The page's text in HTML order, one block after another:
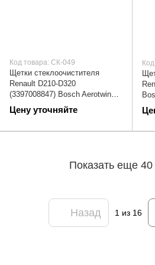
Код товара: СК-049
Щетки стеклоочистителя
Renault D210-D320
(3397008847) Bosch Aerotwin
600 мм (дворники) | СК-049
Цену уточняйте
Показать еще 40
Назад 1 из 16